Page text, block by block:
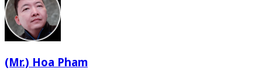
(Mr.) Hoa Pham